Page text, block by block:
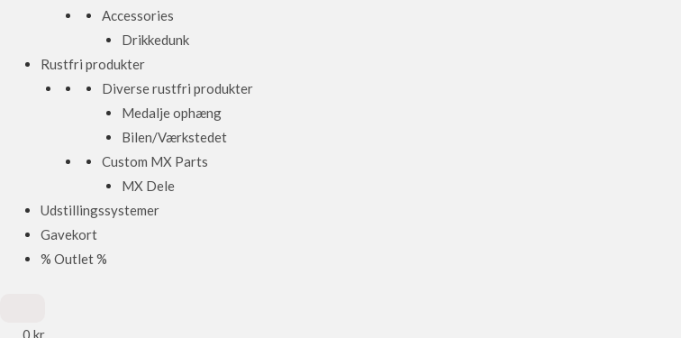
Accessories
Drikkedunk
Rustfri produkter
Diverse rustfri produkter
Medalje ophæng
Bilen/Værkstedet
Custom MX Parts
MX Dele
Udstillingssystemer
Gavekort
% Outlet %
0 kr.